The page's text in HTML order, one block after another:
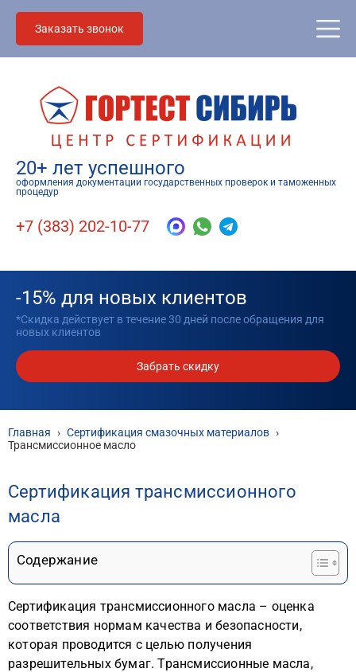
Заказать звонок
20+ лет успешного
оформления документации государственных проверок и таможенных
процедур
+7 (383) 202-10-77
-15% для новых клиентов
*Скидка действует в течение 30 дней после обращения для
новых клиентов
Забрать скидку
Главная › Сертификация смазочных материалов ›
Трансмиссионное масло
Сертификация трансмиссионного
масла
Содержание
Сертификация трансмиссионного масла – оценка
соответствия нормам качества и безопасности,
которая проводится с целью получения
разрешительных бумаг. Трансмиссионные масла,